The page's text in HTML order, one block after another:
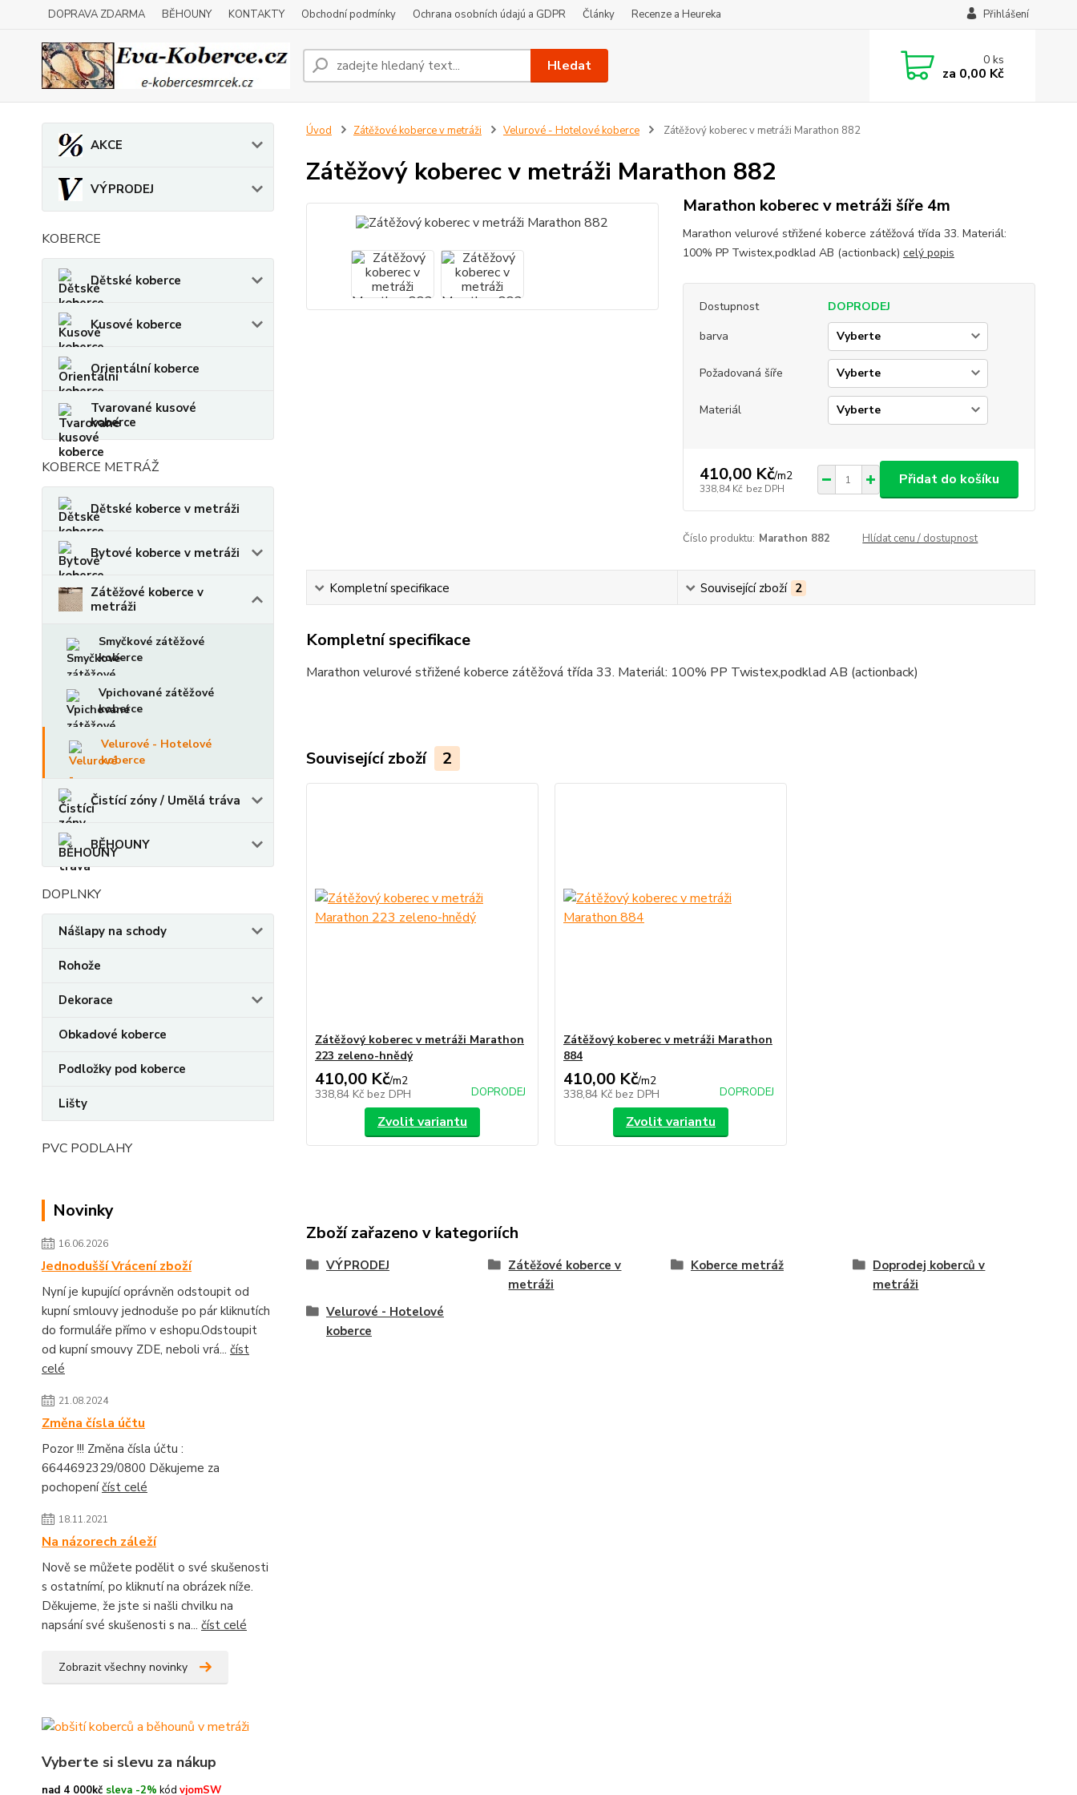
DOPRAVA ZDARMA BĚHOUNY KONTAKTY Obchodní podmínky Ochrana osobních údajú a GDPR Články Recenze a Heureka Přihlášení
Hledat 0ks
za 0,00 Kč
AKCE
VÝPRODEJ
KOBERCE
Dětské koberce
Kusové koberce
Orientální koberce
Tvarované kusové
koberce
KOBERCE METRÁŽ
Dětské koberce v metráži
Bytové koberce v metráži
Zátěžové koberce v
metráži
Smyčkové zátěžové
koberce
Vpichované zátěžové
koberce
Velurové - Hotelové
koberce
Čistící zóny / Umělá tráva
BĚHOUNY
DOPLNKY
Nášlapy na schody
Rohože
Dekorace
Obkadové koberce
Podložky pod koberce
Lišty
PVC PODLAHY
Novinky
16.06.2026
Jednodušší Vrácení zboží
Nyní je kupující oprávněn odstoupit od
kupní smlouvy jednoduše po pár kliknutích
do formuláře přímo v eshopu.Odstoupit
od kupní smouvy ZDE, neboli vrá... číst
celé
21.08.2024
Změna čísla účtu
Pozor !!! Změna čísla účtu :
6644692329/0800 Děkujeme za
pochopeníčíst celé
18.11.2021
Na názorech záleží
Nově se můžete podělit o své skušenosti
s ostatnímí, po kliknutí na obrázek níže.
Děkujeme, že jste si našli chvilku na
napsání své skušenosti s na... číst celé
Zobrazit všechny novinky
Vyberte si slevu za nákup
nad 4 000kč sleva -2% kód vjomSW
Úvod Zátěžové koberce v metráži Velurové - Hotelové koberce Zátěžový koberec v metráži Marathon 882
Zátěžový koberec v metráži Marathon 882
Marathon koberec v metráži šíře 4m
Marathon velurové střižené koberce zátěžová třída 33. Materiál:
100% PP Twistex,podklad AB (actionback) celý popis
Dostupnost
DOPRODEJ
barva
Požadovaná šíře
Materiál
410,00 Kč/m2
338,84 Kč bez DPH
Přidat do košíku
Číslo produktu: Marathon 882 Hlídat cenu / dostupnost
Kompletní specifikace Související zboží 2
Kompletní specifikace
Marathon velurové střižené koberce zátěžová třída 33. Materiál: 100% PP Twistex,podklad AB (actionback)
Související zboží 2
Zátěžový koberec v metráži Marathon
223 zeleno-hnědý
410,00 Kč/m2
338,84 Kč bez DPH DOPRODEJ
Zvolit variantu
Zátěžový koberec v metráži Marathon
884
410,00 Kč/m2
338,84 Kč bez DPH DOPRODEJ
Zvolit variantu
Zboží zařazeno v kategoriích
VÝPRODEJ
Zátěžové koberce v
metráži
Koberce metráž
Doprodej koberců v
metráži
Velurové - Hotelové
koberce